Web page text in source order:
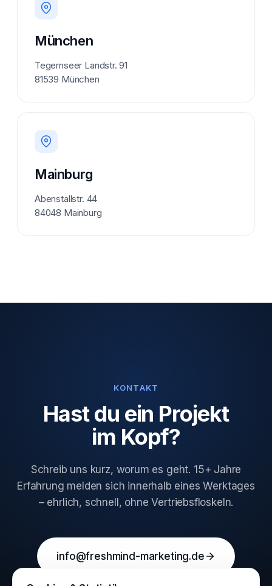
München
Tegernseer Landstr. 91
81539 München
Mainburg
Abenstallstr. 44
84048 Mainburg
KONTAKT
Hast du ein Projekt
im Kopf?
Schreib uns kurz, worum es geht. 15+ Jahre
Erfahrung melden sich innerhalb eines Werktages
– ehrlich, schnell, ohne Vertriebsfloskeln.
info@freshmind-marketing.de